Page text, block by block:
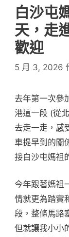
白沙屯
天，走
歡迎
5 月 3, 2026
去年第一次參
港這一段 (從
去走一走，感
車提早到的關
接白沙屯媽祖
今年跟著媽祖
情就更為踏實
段，整條馬路
但就讓我小小